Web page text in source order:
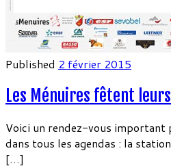
Published 2 février 2015
Les Ménuires fêtent
Voici un rendez-vous important
dans tous les agendas : la
[…]